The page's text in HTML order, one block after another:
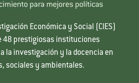
Económica y Social (CIES)
48 prestigiosas instituciones
la investigación y la docencia en
sociales y ambientales.